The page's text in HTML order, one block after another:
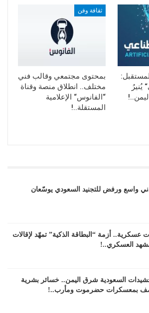
يُنيرُ
ثقافة وفن
بمحتوى مجتمعي وقالب فني
مختلف.. انطلاق منصة وقناة
“الفانوس“ الإعلامية
المستقلة..!
واسع ورفض للتجنيد السعودي يوسّعان
عسكرية.. أزمة “البطاقة الذكية” تمهّد لإقالات
العسكري..!
السعودية شرق اليمن.. خسائر بشرية
بمعسكرات حضرموت ومأرب..!